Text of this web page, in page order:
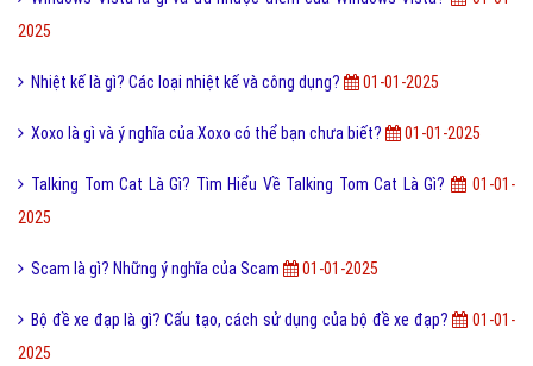
2025
Nhiệt kế là gì? Các loại nhiệt kế và công dụng? 01-01-2025
Xoxo là gì và ý nghĩa của Xoxo có thể bạn chưa biết? 01-01-2025
Talking Tom Cat Là Gì? Tìm Hiểu Về Talking Tom Cat Là Gì?
01-01-
2025
Scam là gì? Những ý nghĩa của Scam 01-01-2025
Bộ đề xe đạp là gì? Cấu tạo, cách sử dụng của bộ đề xe đạp?
01-01-
2025